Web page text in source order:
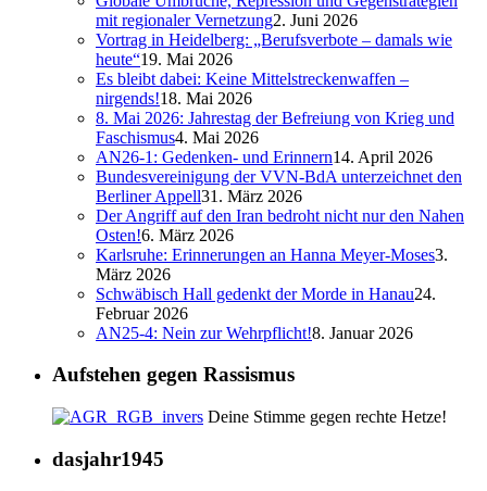
mit regionaler Vernetzung2. Juni 2026
Vortrag in Heidelberg: „Berufsverbote – damals wie
heute“19. Mai 2026
Es bleibt dabei: Keine Mittelstreckenwaffen –
nirgends!18. Mai 2026
8. Mai 2026: Jahrestag der Befreiung von Krieg und
Faschismus4. Mai 2026
AN26-1: Gedenken- und Erinnern14. April 2026
Bundesvereinigung der VVN-BdA unterzeichnet den
Berliner Appell31. März 2026
Der Angriff auf den Iran bedroht nicht nur den Nahen
Osten!6. März 2026
Karlsruhe: Erinnerungen an Hanna Meyer-Moses3.
März 2026
Schwäbisch Hall gedenkt der Morde in Hanau24.
Februar 2026
AN25-4: Nein zur Wehrpflicht!8. Januar 2026
Aufstehen gegen Rassismus
Deine Stimme gegen rechte Hetze!
dasjahr1945